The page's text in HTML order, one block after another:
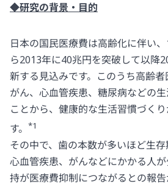
◆研究の背景・目的
日本の国民医療費は高齢化に伴い
ら2013年に40兆円を突破して以降
新する見込みです。このうち高齢者
がん、心血管疾患、糖尿病などの
ことから、健康的な生活習慣づく
す。 *1
その中で、歯の本数が多いほど生存
心血管疾患、がんなどにかかる人
持が医療費抑制につながるとの報